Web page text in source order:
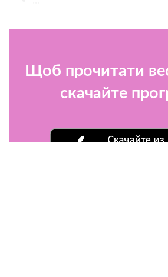
Щоб прочитати
скачайте